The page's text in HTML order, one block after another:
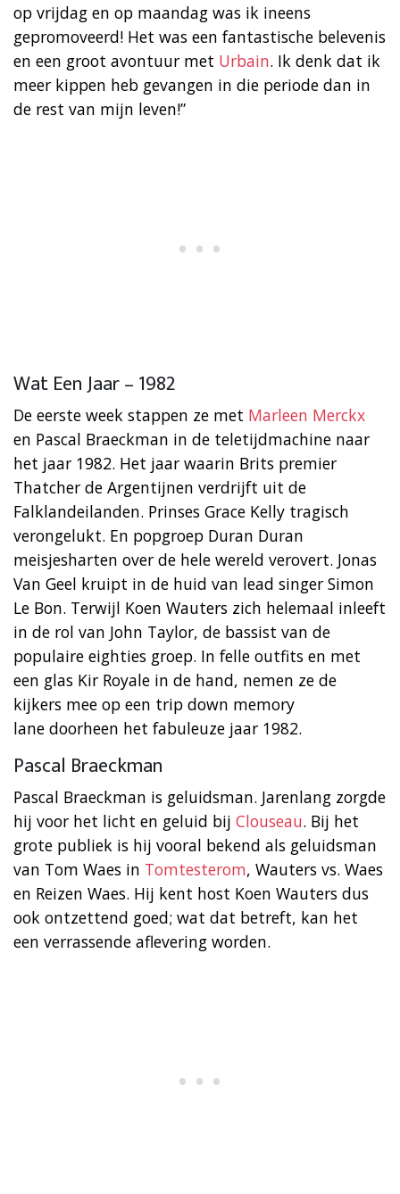
op vrijdag en op maandag was ik ineens
gepromoveerd! Het was een fantastische belevenis
en een groot avontuur met Urbain. Ik denk dat ik
meer kippen heb gevangen in die periode dan in
de rest van mijn leven!”
Wat Een Jaar – 1982
De eerste week stappen ze met Marleen Merckx
en Pascal Braeckman in de teletijdmachine naar
het jaar 1982. Het jaar waarin Brits premier
Thatcher de Argentijnen verdrijft uit de
Falklandeilanden. Prinses Grace Kelly tragisch
verongelukt. En popgroep Duran Duran
meisjesharten over de hele wereld verovert. Jonas
Van Geel kruipt in de huid van lead singer Simon
Le Bon. Terwijl Koen Wauters zich helemaal inleeft
in de rol van John Taylor, de bassist van de
populaire eighties groep. In felle outfits en met
een glas Kir Royale in de hand, nemen ze de
kijkers mee op een trip down memory
lane doorheen het fabuleuze jaar 1982.
Pascal Braeckman
Pascal Braeckman is geluidsman. Jarenlang zorgde
hij voor het licht en geluid bij Clouseau. Bij het
grote publiek is hij vooral bekend als geluidsman
van Tom Waes in Tomtesterom, Wauters vs. Waes
en Reizen Waes. Hij kent host Koen Wauters dus
ook ontzettend goed; wat dat betreft, kan het
een verrassende aflevering worden.